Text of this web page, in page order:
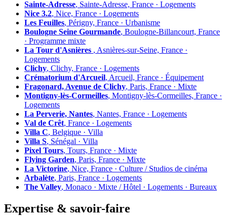
Sainte-Adresse, Sainte-Adresse, France · Logements
Nice 3.2, Nice, France · Logements
Les Feuilles, Périgny, France · Urbanisme
Boulogne Seine Gourmande, Boulogne-Billancourt, France
· Programme mixte
La Tour d'Asnières , Asnières-sur-Seine, France ·
Logements
Clichy, Clichy, France · Logements
Crématorium d'Arcueil, Arcueil, France · Équipement
Fragonard, Avenue de Clichy, Paris, France · Mixte
Montigny-lès-Cormeilles, Montigny-lès-Cormeilles, France ·
Logements
La Perverie, Nantes, Nantes, France · Logements
Val de Crêt, France · Logements
Villa C, Belgique · Villa
Villa S, Sénégal · Villa
Pixel Tours, Tours, France · Mixte
Flying Garden, Paris, France · Mixte
La Victorine, Nice, France · Culture / Studios de cinéma
Arbalète, Paris, France · Logements
The Valley, Monaco · Mixte / Hôtel · Logements · Bureaux
Expertise & savoir-faire